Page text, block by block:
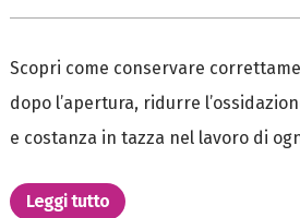
Scopri come conservare
dopo l’apertura, ridurre
e costanza in tazza nel lavoro di
Leggi tutto